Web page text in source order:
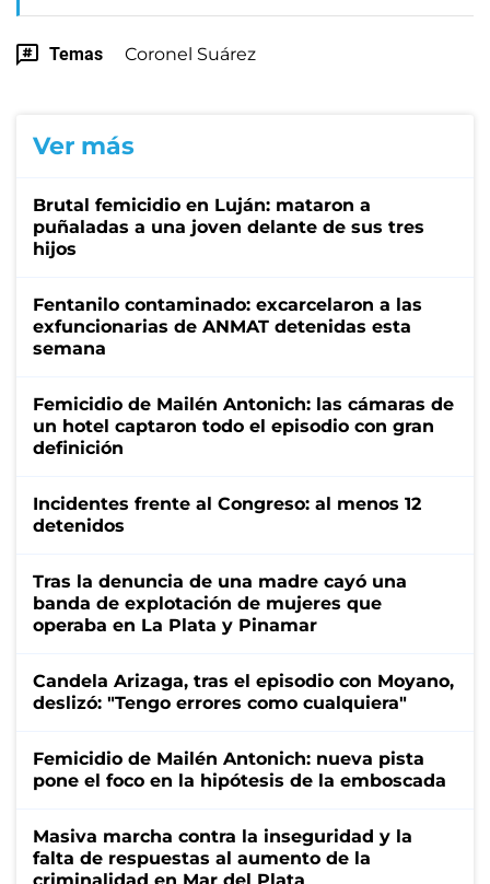
Temas Coronel Suárez
Ver más
Brutal femicidio en Luján: mataron a
puñaladas a una joven delante de sus tres
hijos
Fentanilo contaminado: excarcelaron a las
exfuncionarias de ANMAT detenidas esta
semana
Femicidio de Mailén Antonich: las cámaras de
un hotel captaron todo el episodio con gran
definición
Incidentes frente al Congreso: al menos 12
detenidos
Tras la denuncia de una madre cayó una
banda de explotación de mujeres que
operaba en La Plata y Pinamar
Candela Arizaga, tras el episodio con Moyano,
deslizó: "Tengo errores como cualquiera"
Femicidio de Mailén Antonich: nueva pista
pone el foco en la hipótesis de la emboscada
Masiva marcha contra la inseguridad y la
falta de respuestas al aumento de la